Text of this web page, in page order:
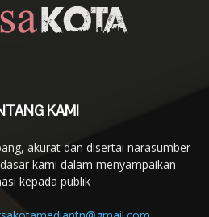
KAMI
akurat dan disertai narasumber
kami dalam menyampaikan
kepada publik